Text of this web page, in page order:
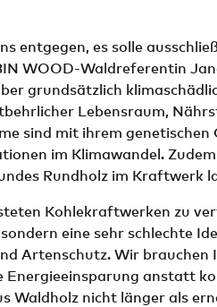
entgegen, es solle
WOOD-Waldreferentin
grundsätzlich
Lebensraum,
sind mit ihrem genetischen
im Klimawandel.
Rundholz im Kraftwerk
Kohlekraftwerken zu
eine sehr schlechte
Artenschutz. Wir brauchen
Energieeinsparung anstatt
Waldholz nicht länger als